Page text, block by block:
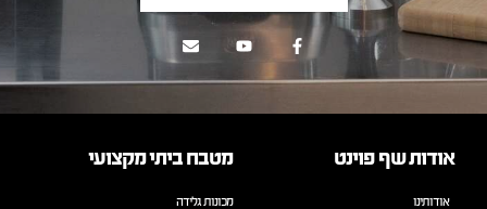
אודות שף פוינט
אודותינו
מטבח ביתי מקצועי
מכונות גלידה